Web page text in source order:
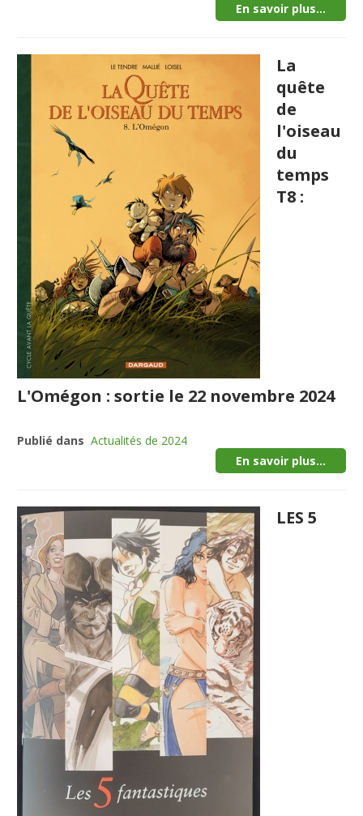
En savoir plus...
La
quête
de
l'oiseau
du
temps
T8 :
L'Omégon : sortie le 22 novembre 2024
Publié dans Actualités de 2024
En savoir plus...
LES 5